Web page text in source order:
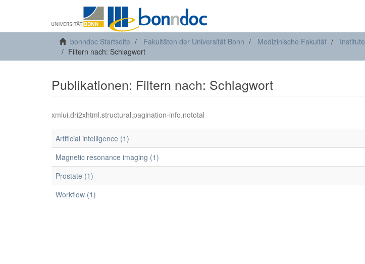
bonndoc Startseite Fakultäten der Universität Bonn Medizinische Fakultät Institute
Filtern nach: Schlagwort
Publikationen: Filtern nach: Schlagwort
xmlui.dri2xhtml.structural.pagination-info.nototal
Artificial intelligence (1)
Magnetic resonance imaging (1)
Prostate (1)
Workflow (1)